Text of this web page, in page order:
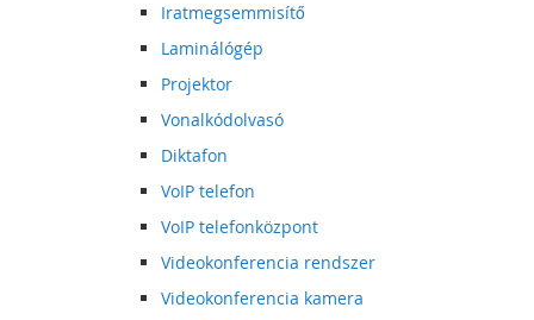
Iratmegsemmisítő
Laminálógép
Projektor
Vonalkódolvasó
Diktafon
VoIP telefon
VoIP telefonközpont
Videokonferencia rendszer
Videokonferencia kamera